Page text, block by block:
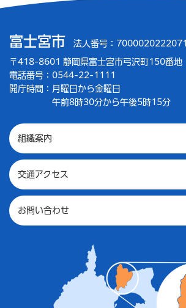
富士宮市 法人番号：7000020222071
〒418-8601 静岡県富士宮市弓沢町150番地
電話番号：0544-22-1111
開庁時間： 月曜日から金曜日
午前8時30分から午後5時15分
組織案内
交通アクセス
お問い合わせ